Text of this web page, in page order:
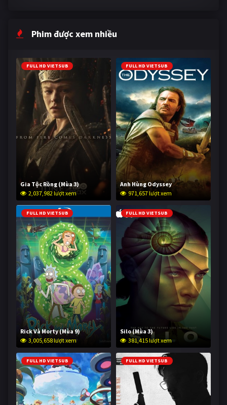
Phim được xem nhiều
FULL HD VIETSUB
Gia Tộc Rồng (Mùa 3)
2,037,982 lượt xem
FULL HD VIETSUB
Anh Hùng Odyssey
971,657 lượt xem
FULL HD VIETSUB
Rick Và Morty (Mùa 9)
3,005,658 lượt xem
FULL HD VIETSUB
Silo (Mùa 3)
381,415 lượt xem
FULL HD VIETSUB FULL HD VIETSUB